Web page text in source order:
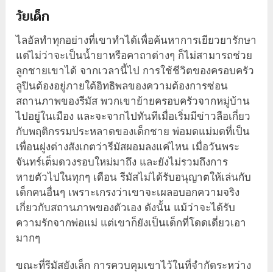
วัยเด็ก
ไลอัลทำทุกอย่างที่เขาทำได้เพื่อค้นหาการเยียวยารักษา
แต่ไม่ว่าจะเป็นน้ำยาหรือคาถาต่างๆ ก็ไม่สามารถช่วย
ลูกชายเขาได้ จากเวลานี้ไป การใช้ชีวิตของครอบครัว
ลูปินต้องอยู่ภายใต้อิทธิพลของความต้องการซ่อน
สถานภาพของรีมัส พวกเขาย้ายครอบครัวจากหมู่บ้าน
ไปอยู่ในเมือง และจะจากไปทันทีเมื่อเริ่มมีข่าวลือเกี่ยว
กับพฤติกรรมประหลาดของเด็กชาย พ่อมดแม่มดที่เป็น
เพื่อนฝูงต่างสังเกตว่ารีมัสผอมลงแค่ไหน เมื่อวันพระ
จันทร์เต็มดวงรอบใหม่มาถึง และยังไม่รวมถึงการ
หายตัวไปในทุกๆ เดือน รีมัสไม่ได้รับอนุญาตให้เล่นกับ
เด็กคนอื่นๆ เพราะเกรงว่าเขาจะเผลอบอกความจริง
เกี่ยวกับสถานภาพของตัวเอง ดังนั้น แม้ว่าจะได้รับ
ความรักจากพ่อแม่ แต่เขาก็ยังเป็นเด็กที่โดดเดี่ยวเอา
มากๆ
ขณะที่รีมัสยังเล็ก การควบคุมเขาไว้ในที่จำกัดระหว่าง